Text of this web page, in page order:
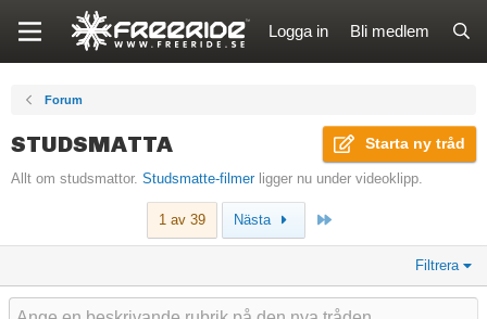
Logga in Bli medlem
Forum
STUDSMATTA Starta ny tråd
Allt om studsmattor. Studsmatte-filmerligger nu under videoklipp.
1 av 39 Nästa
Filtrera